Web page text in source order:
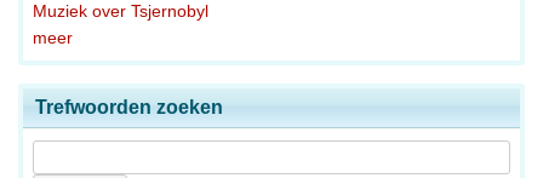
Muziek over Tsjernobyl
meer
Trefwoorden zoeken